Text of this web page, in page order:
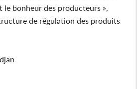
le bonheur des producteurs »,
de régulation des produits